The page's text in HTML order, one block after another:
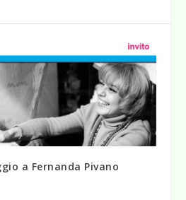
a Fernanda Pivano